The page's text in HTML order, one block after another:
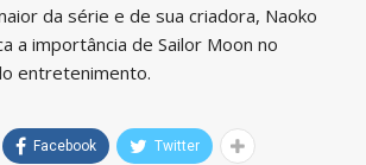
da série e de sua criadora, Naoko
a importância de Sailor Moon no
entretenimento.
Facebook Twitter